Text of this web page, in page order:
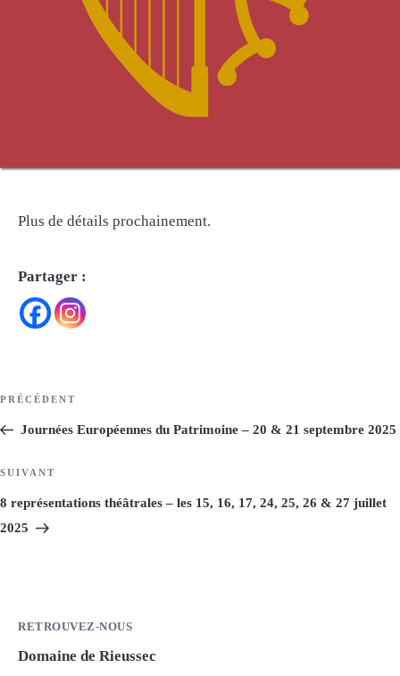
Plus de détails prochainement.
Partager :
l’article
Article
précédent
PRÉCÉDENT
Journées Européennes du Patrimoine – 20 & 21 septembre 2025
Article
suivant
SUIVANT
8 représentations théâtrales – les 15, 16, 17, 24, 25, 26 & 27 juillet
2025
RETROUVEZ-NOUS
Domaine de Rieussec